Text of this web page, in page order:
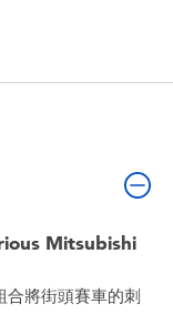
Mitsubishi
將街頭賽車的刺